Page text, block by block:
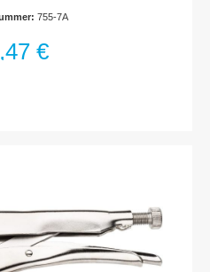
bei gleichbleibender
755-7A
€